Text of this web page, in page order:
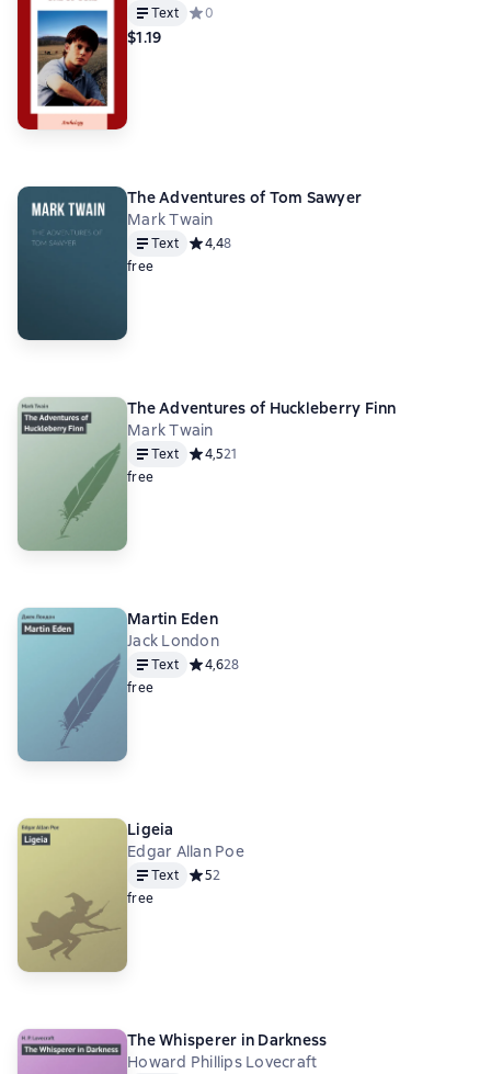
Text Средний рейтинг 0 на основе 0 оценок
0
$1.19
The Adventures of Tom Sawyer
Mark Twain
Text Средний рейтинг 4,4 на основе 8 оценок
4,48
free
The Adventures of Huckleberry Finn
Mark Twain
Text Средний рейтинг 4,5 на основе 21 оценок
4,521
free
Martin Eden
Jack London
Text Средний рейтинг 4,6 на основе 28 оценок
4,628
free
Ligeia
Edgar Allan Poe
Text Средний рейтинг 5 на основе 2 оценок
52
free
The Whisperer in Darkness
Howard Phillips Lovecraft